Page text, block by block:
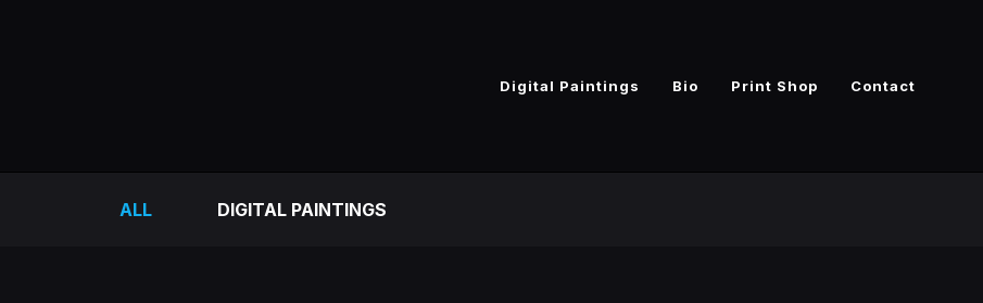
Digital Paintings Bio Print Shop Contact
ALL DIGITAL PAINTINGS